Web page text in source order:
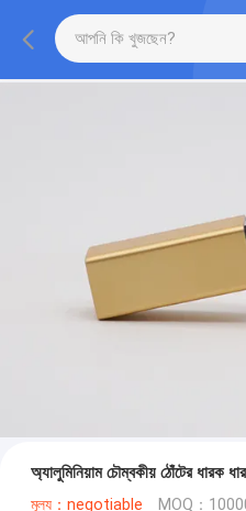
অ্যালুমিনিয়াম চৌম্বকীয় ঠোঁটের ধারক
মূল্য：negotiable MOQ：